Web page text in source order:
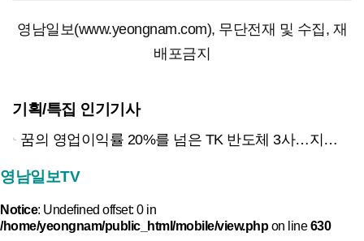
영남일보(www.yeongnam.com), 무단전재 및 수집, 재
배포금지
기획/특집 인기기사
꿈의 영업이익률 20%를 넘은 TK 반도체 3사…지역 경제 생태계 바꾸나
영남일보TV
Notice: Undefined offset: 0 in
/home/yeongnam/public_html/mobile/view.phpon line630